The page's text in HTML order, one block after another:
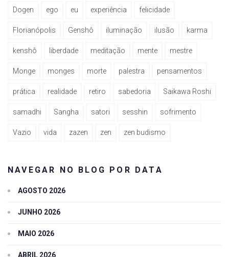
Dogen ego eu experiência felicidade
Florianópolis Genshô iluminação ilusão karma
kenshô liberdade meditação mente mestre
Monge monges morte palestra pensamentos
prática realidade retiro sabedoria Saikawa Roshi
samadhi Sangha satori sesshin sofrimento
Vazio vida zazen zen zen budismo
NAVEGAR NO BLOG POR DATA
AGOSTO 2026
JUNHO 2026
MAIO 2026
ABRIL 2026